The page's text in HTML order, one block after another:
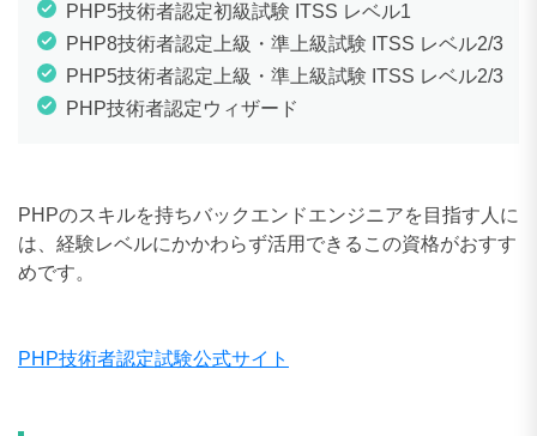
PHP5技術者認定初級試験 ITSS レベル1
PHP8技術者認定上級・準上級試験 ITSS レベル2/3
PHP5技術者認定上級・準上級試験 ITSS レベル2/3
PHP技術者認定ウィザード
PHPのスキルを持ちバックエンドエンジニアを目指す人に
は、経験レベルにかかわらず活用できるこの資格がおすす
めです。
PHP技術者認定試験公式サイト